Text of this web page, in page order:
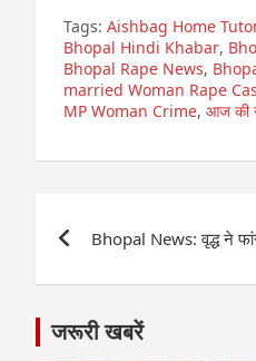
Tags: Aishbag Home
Bhopal Hindi Khabar,
Bhopal Rape News,
married Woman Rape
MP Woman Crime, आज की
navigation
Bhopal News: वृद्ध ने
जरूरी खबरें